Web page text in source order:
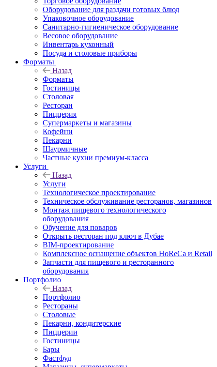
Оборудование для раздачи готовых блюд
Упаковочное оборудование
Санитарно-гигиеническое оборудование
Весовое оборудование
Инвентарь кухонный
Посуда и столовые приборы
Форматы
Назад
Форматы
Гостиницы
Столовая
Ресторан
Пиццерия
Супермаркеты и магазины
Кофейни
Пекарни
Шаурмичные
Частные кухни премиум-класса
Услуги
Назад
Услуги
Технологическое проектирование
Техническое обслуживание ресторанов, магазинов
Монтаж пищевого технологического
оборудования
Обучение для поваров
Открыть ресторан под ключ в Дубае
BIM-проектирование
Комплексное оснащение объектов HoReCa и Retail
Запчасти для пищевого и ресторанного
оборудования
Портфолио
Назад
Портфолио
Рестораны
Столовые
Пекарни, кондитерские
Пиццерии
Гостиницы
Бары
Фастфуд